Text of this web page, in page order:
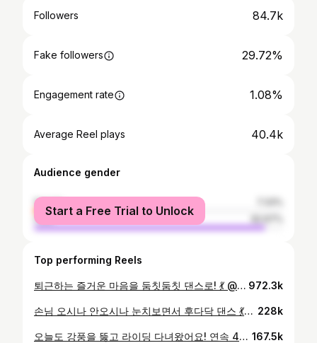
Followers 84.7k
Fake followers 29.72%
Engagement rate 1.08%
Average Reel plays 40.4k
Audience gender
female
male
Start a Free Trial to Unlock
Top performing Reels
퇴근하는 즐거운 마음을 둠칫둠칫 댄스로! 💃 @geegoo.bike + 이렇게 춤추다 택배 기사님 오셔서 혼자 엄청 민망했다는 😂😂😂 972.3k
손님 오시나 안오시나 눈치보면서 후다닥 댄스 💃🕺💃 @geegoo.bike 귀여운 척은 역시나 좀 부끄럽네요 😂 228k
오늘도 강풍을 뚫고 라이딩 다녀왔어요! 연속 4일 째 라이딩을 하니 다리가 무거워서 스트레칭도 꼼꼼히 😁 자꾸 밀당하는 봄 날씨🌸 다음주는 따뜻해지겠죠? 167.5k